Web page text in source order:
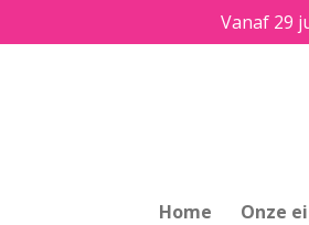
direct
Vanaf 29
Home Onze